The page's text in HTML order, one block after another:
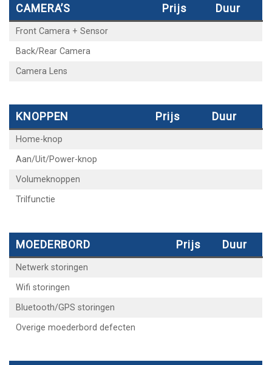
CAMERA’S Prijs Duur
Front Camera + Sensor
Back/Rear Camera
Camera Lens
KNOPPEN Prijs Duur
Home-knop
Aan/Uit/Power-knop
Volumeknoppen
Trilfunctie
MOEDERBORD Prijs Duur
Netwerk storingen
Wifi storingen
Bluetooth/GPS storingen
Overige moederbord defecten